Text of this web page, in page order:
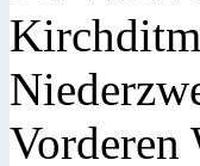
Vorderen